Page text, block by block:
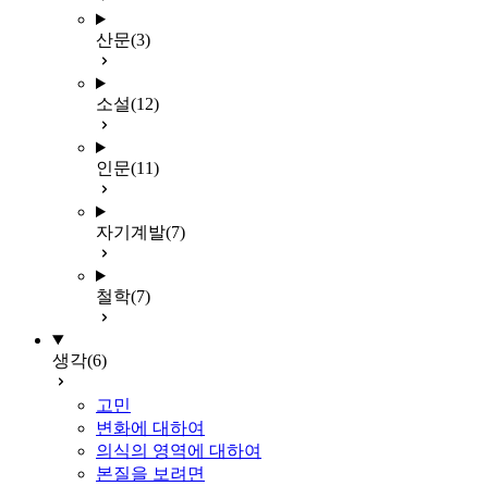
산문(3)
소설(12)
인문(11)
자기계발(7)
철학(7)
생각(6)
고민
변화에 대하여
의식의 영역에 대하여
본질을 보려면